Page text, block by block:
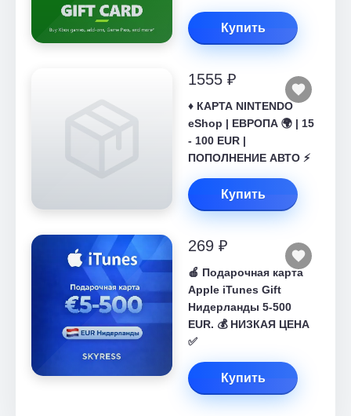
Купить
1555 ₽
♦️ КАРТА NINTENDO
eShop | ЕВРОПА 🌍 | 15
- 100 EUR |
ПОПОЛНЕНИЕ АВТО ⚡
Купить
269 ₽
🍎 Подарочная карта
Apple iTunes Gift
Нидерланды 5-500
EUR. 💰 НИЗКАЯ ЦЕНА
✅
Купить